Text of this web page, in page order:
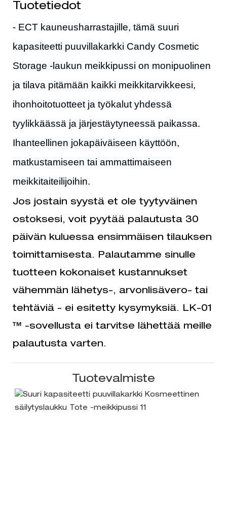
Tuotetiedot
- ECT kauneusharrastajille, tämä suuri
kapasiteetti puuvillakarkki Candy Cosmetic
Storage -laukun meikkipussi on monipuolinen
ja tilava pitämään kaikki meikkitarvikkeesi,
ihonhoitotuotteet ja työkalut yhdessä
tyylikkäässä ja järjestäytyneessä paikassa.
Ihanteellinen jokapäiväiseen käyttöön,
matkustamiseen tai ammattimaiseen
meikkitaiteilijoihin.
Jos jostain syystä et ole tyytyväinen
ostoksesi, voit pyytää palautusta 30
päivän kuluessa ensimmäisen tilauksen
toimittamisesta. Palautamme sinulle
tuotteen kokonaiset kustannukset
vähemmän lähetys-, arvonlisävero- tai
tehtäviä - ei esitetty kysymyksiä. LK-01
™ -sovellusta ei tarvitse lähettää meille
palautusta varten.
Tuotevalmiste